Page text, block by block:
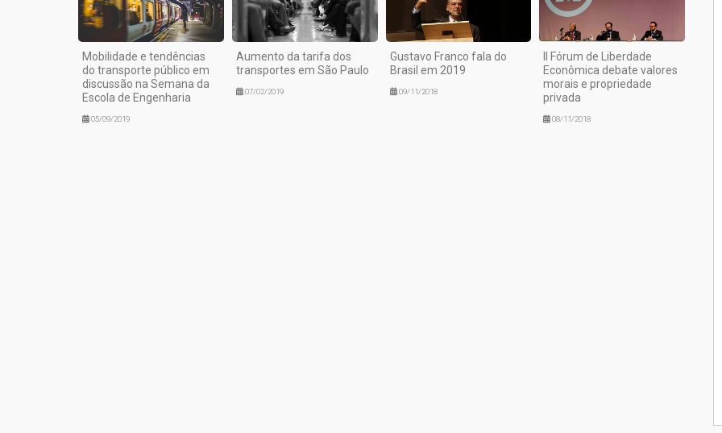
Mobilidade e tendências
do transporte público em
discussão na Semana da
Escola de Engenharia
05/09/2019
Aumento da tarifa dos
transportes em São Paulo
07/02/2019
Gustavo Franco fala do
Brasil em 2019
09/11/2018
II Fórum de Liberdade
Econômica debate valores
morais e propriedade
privada
08/11/2018